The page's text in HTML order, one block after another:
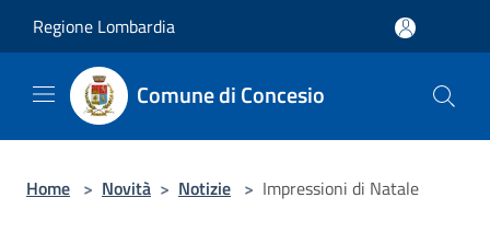
Regione Lombardia
Comune di Concesio
Home > Novità > Notizie > Impressioni di Natale